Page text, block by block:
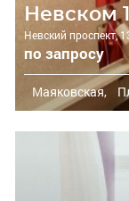
Невском
Невский проспект,
по запросу
Маяковская,